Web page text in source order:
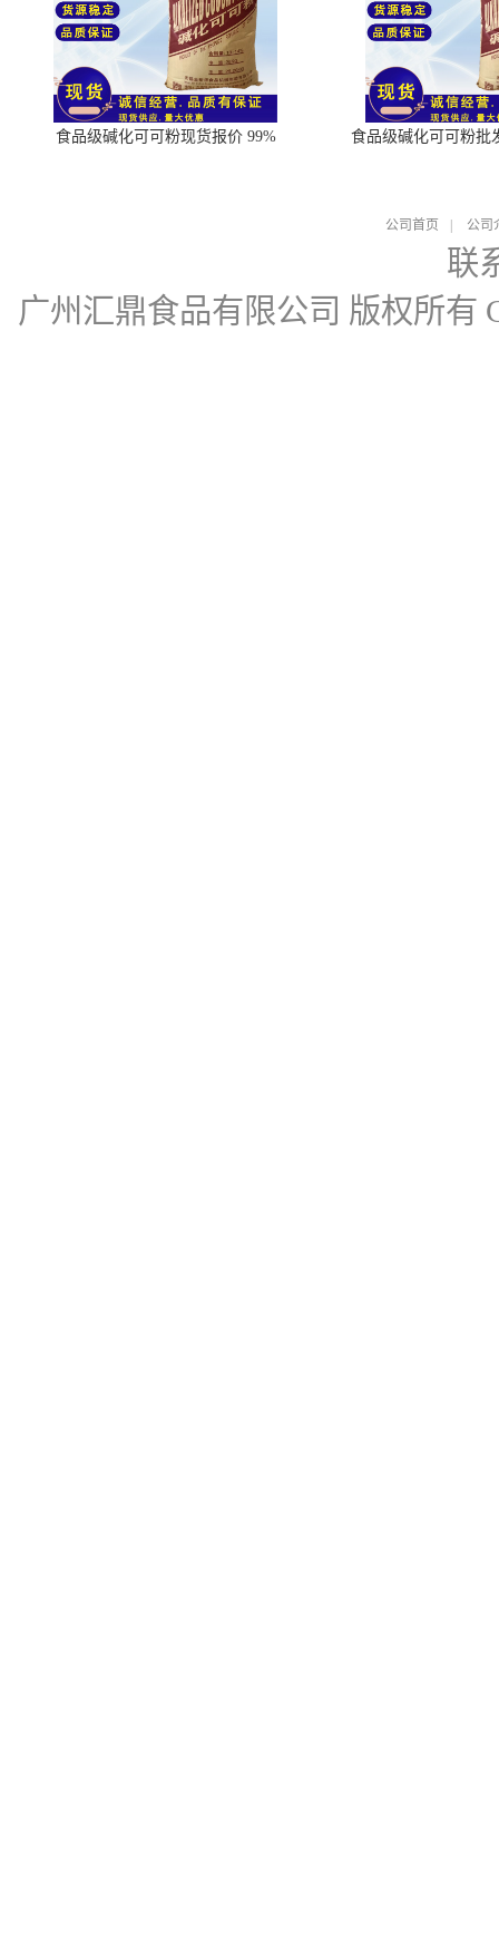
食品级碱化可可粉现货报价 99% 食品级碱化可可粉批
公司首页 公司
联
广州汇鼎食品有限公司 版权所有